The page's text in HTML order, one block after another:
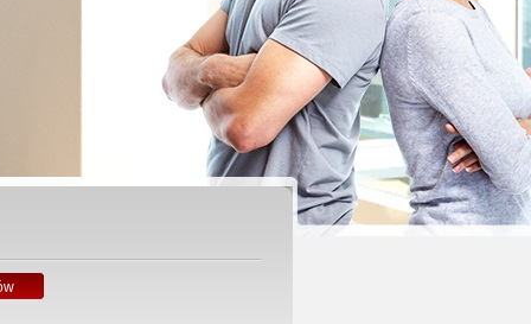
Pośrednictwo
Transakcji - Ubezpieczenie OC
Pośrednicy